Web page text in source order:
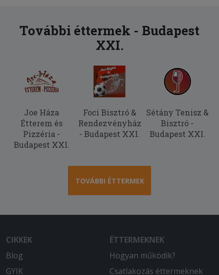
étel, a panír elázva, minden fagyasztott
termék hatását keltette....
További éttermek - Budapest
XXI.
Joe Háza
Étterem és
Pizzéria -
Budapest XXI.
Foci Bisztró &
Rendezvényház
- Budapest XXI.
Sétány Tenisz &
Bisztró -
Budapest XXI.
TOVÁBBI ÉTTERMEK
CIKKEK
Blog
GYIK
ÉTTERMEKNEK
Hogyan működik?
Csatlakozás éttermeknek